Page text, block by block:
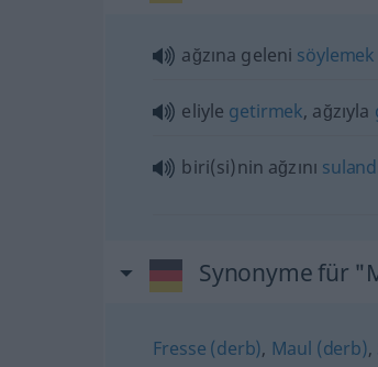
ağzına geleni söylemek
eliyle getirmek, ağzıyla
biri(si)nin ağzını
Synonyme für
Fresse (derb), Maul (derb),